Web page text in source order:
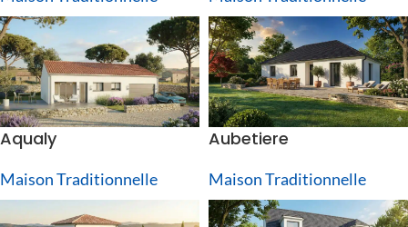
Aqualy
Maison Traditionnelle
Aubetiere
Maison Traditionnelle